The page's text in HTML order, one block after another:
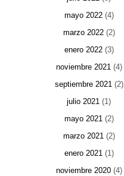
mayo 2022(4)
marzo 2022(2)
enero 2022(3)
noviembre 2021(4)
septiembre 2021(2)
julio 2021 (1)
mayo 2021(2)
marzo 2021(2)
enero 2021(1)
noviembre 2020(4)